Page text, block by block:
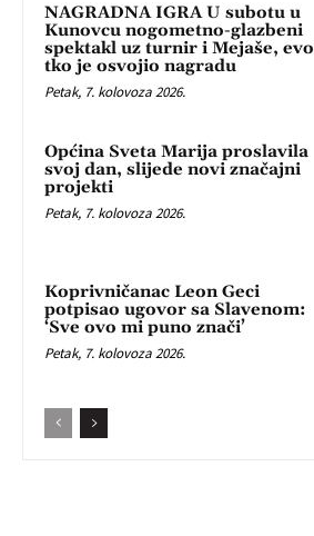
NAGRADNA IGRA U subotu u
Kunovcu nogometno-glazbeni
spektakl uz turnir i Mejaše, evo
tko je osvojio nagradu
Petak, 7. kolovoza 2026.
Općina Sveta Marija proslavila
svoj dan, slijede novi značajni
projekti
Petak, 7. kolovoza 2026.
Koprivničanac Leon Geci
potpisao ugovor sa Slavenom:
‘Sve ovo mi puno znači’
Petak, 7. kolovoza 2026.